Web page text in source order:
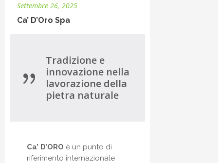
Settembre 26, 2025
Ca’ D’Oro Spa
Tradizione e
innovazione nella
lavorazione della
pietra naturale
Ca’ D’ORO è un punto di
riferimento internazionale